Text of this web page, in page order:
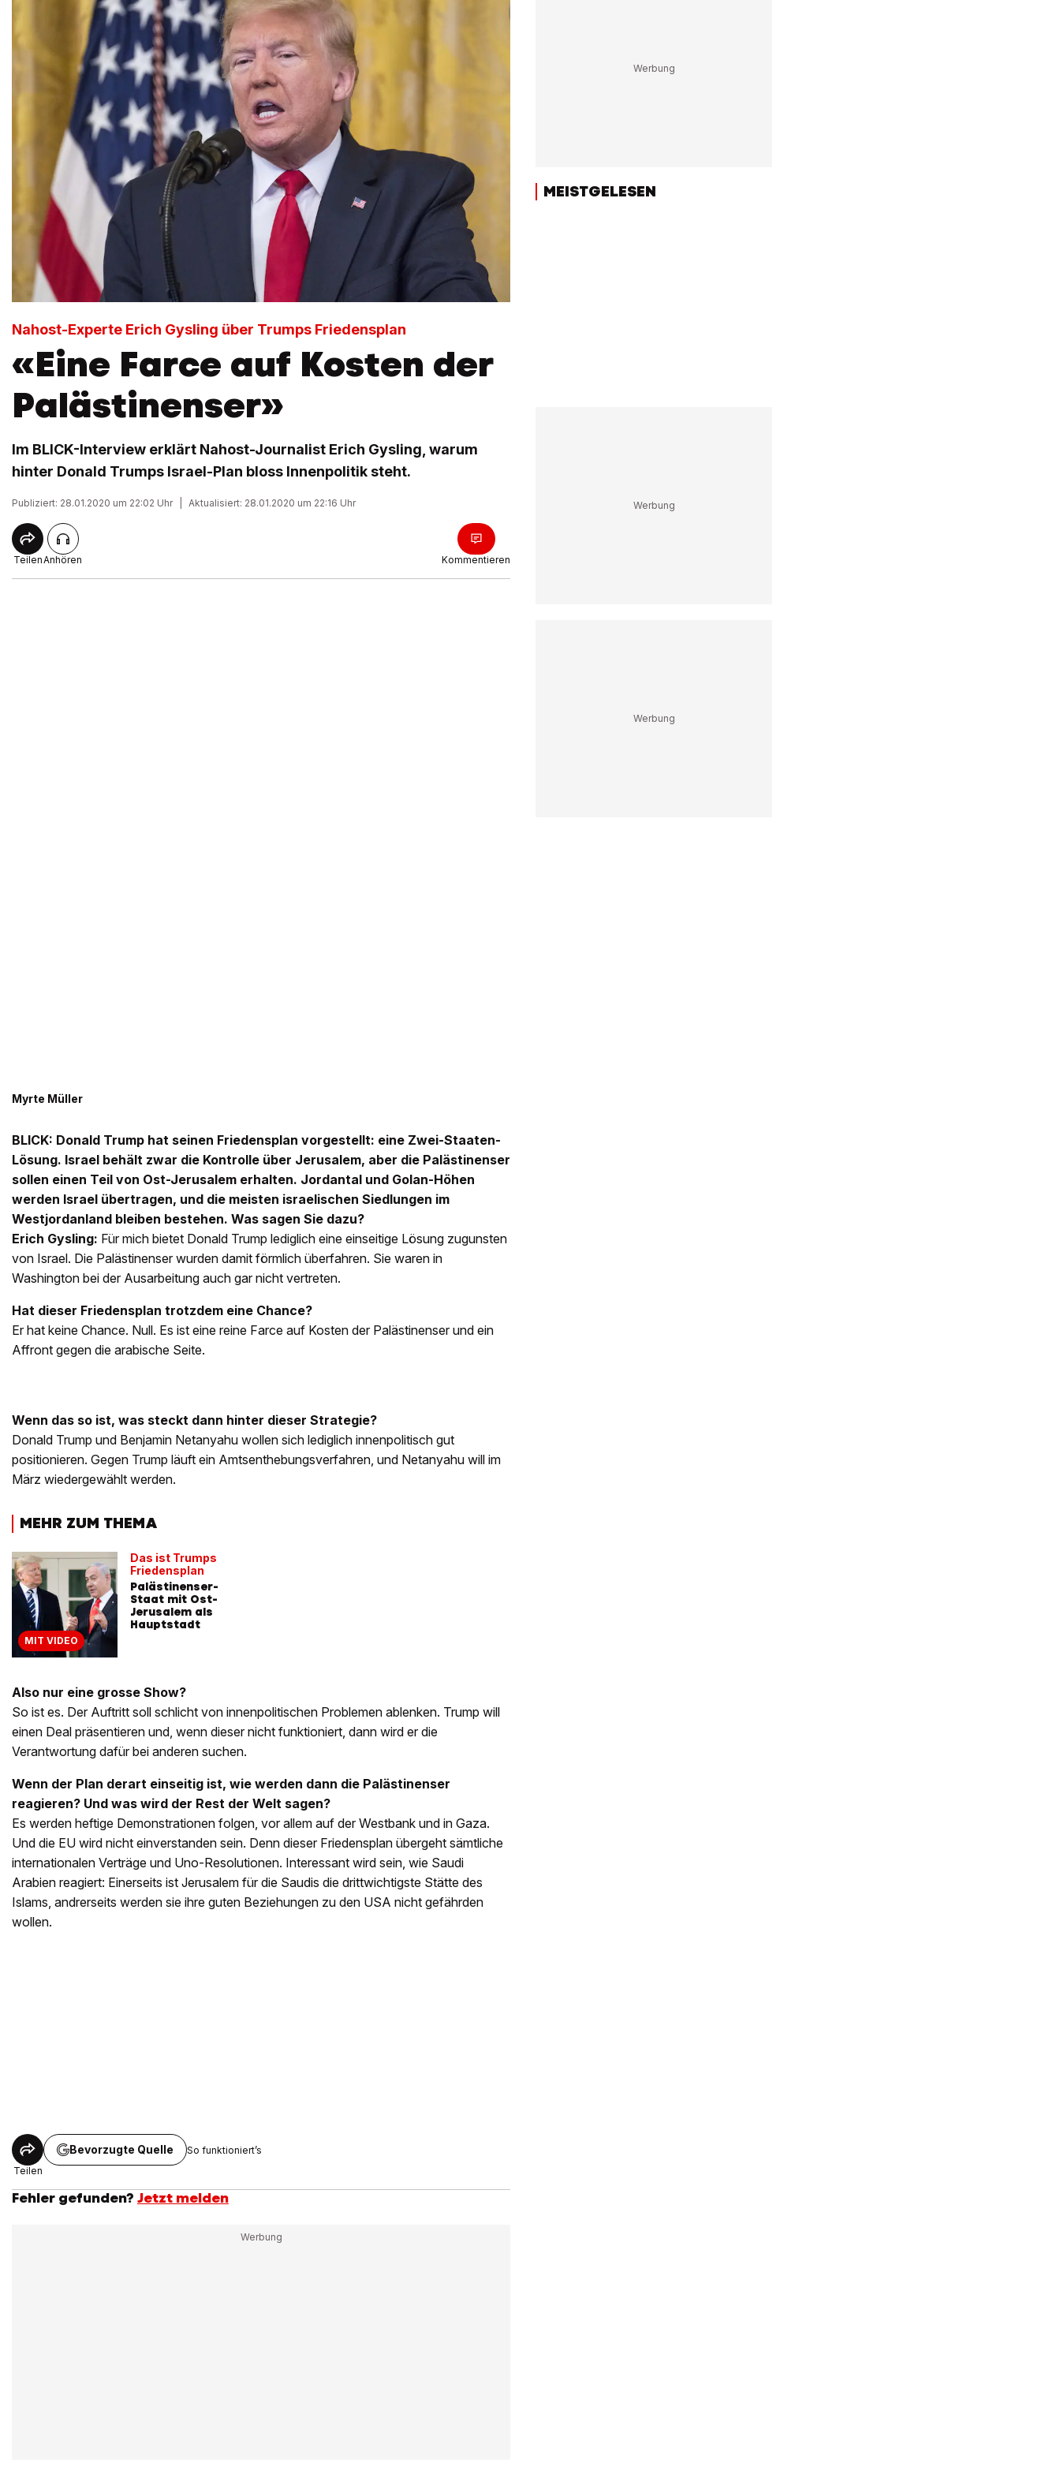
Nahost-Experte Erich Gysling über Trumps Friedensplan
«Eine Farce auf Kosten der
Palästinenser»
Im BLICK-Interview erklärt Nahost-Journalist Erich Gysling, warum
hinter Donald Trumps Israel-Plan bloss Innenpolitik steht.
Publiziert: 28.01.2020 um 22:02 Uhr Aktualisiert: 28.01.2020 um 22:16 Uhr
TeilenAnhören Kommentieren
Myrte Müller
BLICK: Donald Trump hat seinen Friedensplan vorgestellt: eine Zwei-Staaten-
Lösung. Israel behält zwar die Kontrolle über Jerusalem, aber die Palästinenser
sollen einen Teil von Ost-Jerusalem erhalten. Jordantal und Golan-Höhen
werden Israel übertragen, und die meisten israelischen Siedlungen im
Westjordanland bleiben bestehen. Was sagen Sie dazu?
Erich Gysling: Für mich bietet Donald Trump lediglich eine einseitige Lösung zugunsten
von Israel. Die Palästinenser wurden damit förmlich überfahren. Sie waren in
Washington bei der Ausarbeitung auch gar nicht vertreten.
Hat dieser Friedensplan trotzdem eine Chance?
Er hat keine Chance. Null. Es ist eine reine Farce auf Kosten der Palästinenser und ein
Affront gegen die arabische Seite.
Wenn das so ist, was steckt dann hinter dieser Strategie?
Donald Trump und Benjamin Netanyahu wollen sich lediglich innenpolitisch gut
positionieren. Gegen Trump läuft ein Amtsenthebungsverfahren, und Netanyahu will im
März wiedergewählt werden.
MEHR ZUM THEMA
MIT VIDEO
Das ist Trumps
Friedensplan
Palästinenser-
Staat mit Ost-
Jerusalem als
Hauptstadt
Also nur eine grosse Show?
So ist es. Der Auftritt soll schlicht von innenpolitischen Problemen ablenken. Trump will
einen Deal präsentieren und, wenn dieser nicht funktioniert, dann wird er die
Verantwortung dafür bei anderen suchen.
Wenn der Plan derart einseitig ist, wie werden dann die Palästinenser
reagieren? Und was wird der Rest der Welt sagen?
Es werden heftige Demonstrationen folgen, vor allem auf der Westbank und in Gaza.
Und die EU wird nicht einverstanden sein. Denn dieser Friedensplan übergeht sämtliche
internationalen Verträge und Uno-Resolutionen. Interessant wird sein, wie Saudi
Arabien reagiert: Einerseits ist Jerusalem für die Saudis die drittwichtigste Stätte des
Islams, andrerseits werden sie ihre guten Beziehungen zu den USA nicht gefährden
wollen.
Teilen
Bevorzugte Quelle So funktioniert’s
Fehler gefunden? Jetzt melden
MEISTGELESEN